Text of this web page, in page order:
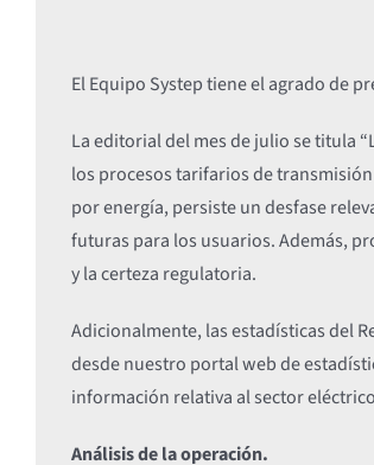
El Equipo Systep tiene el agrado de
La editorial del mes de julio se titula
los procesos tarifarios de
por energía, persiste un desfase
futuras para los usuarios. Además,
y la certeza regulatoria.
Adicionalmente, las estadísticas del
desde nuestro portal web de
información relativa al sector
Análisis de la operación.